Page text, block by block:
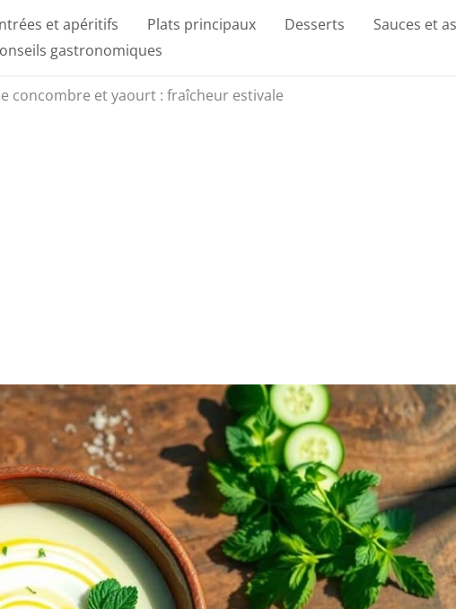
et apéritifs Plats principaux Desserts
Sauces et
gastronomiques
concombre et yaourt : fraîcheur estivale